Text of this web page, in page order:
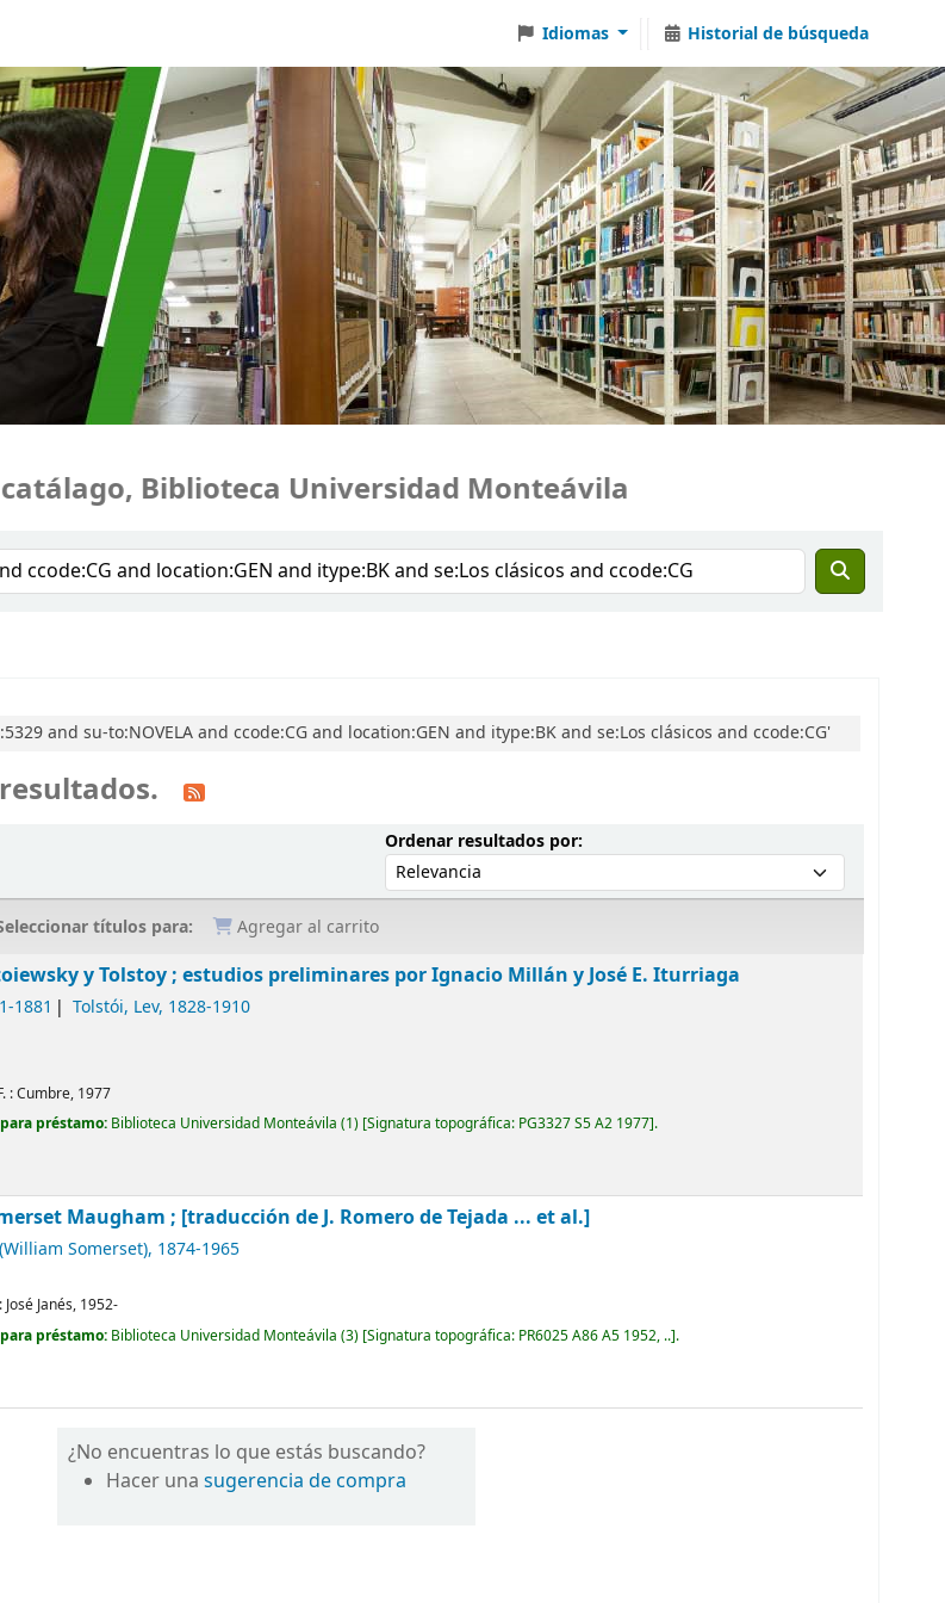
Idiomas Historial de búsqueda
Biblioteca Universidad Monteávila
and su-to:NOVELA and ccode:CG and location:GEN and itype:BK and se:Los clásicos and ccode:CG'
Ordenar resultados por:Ordenar por:
títulos para: Agregar al carrito
y Tolstoy ; estudios preliminares por Ignacio Millán y José E. Iturriaga
1881 Tolstói, Lev, 1828-1910
:Cumbre, 1977
préstamo: Biblioteca Universidad Monteávila (1) Signatura topográfica: PG3327 S5 A2 1977 .
Maugham ; [traducción de J. Romero de Tejada ... et al.]
Somerset), 1874-1965
José Janés, 1952-
préstamo: Biblioteca Universidad Monteávila (3) Signatura topográfica: PR6025 A86 A5 1952, .. .
¿No encuentras lo que estás buscando?
Hacer unasugerencia de compra